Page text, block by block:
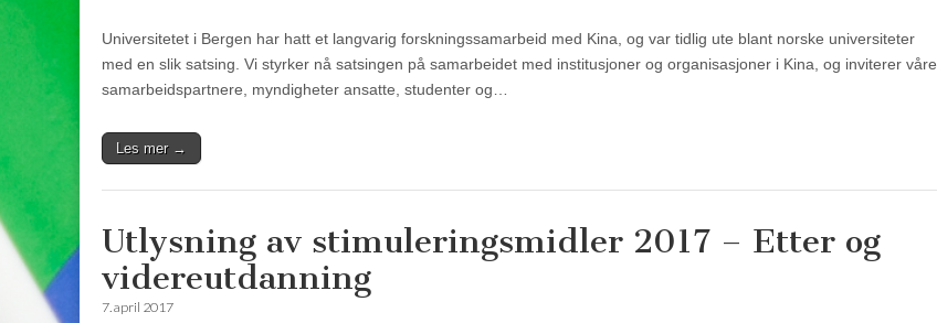
Universitetet i Bergen har hatt et langvarig forskningssamarbeid med Kina, og var tidlig ute blant norske universiteter
med en slik satsing. Vi styrker nå satsingen på samarbeidet med institusjoner og organisasjoner i Kina, og inviterer våre
samarbeidspartnere, myndigheter ansatte, studenter og…
Les mer →
Utlysning av stimuleringsmidler 2017 – Etter og
videreutdanning
7. april 2017